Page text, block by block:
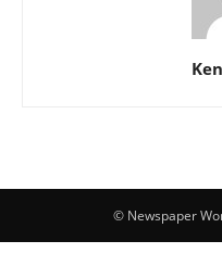
© Newspaper